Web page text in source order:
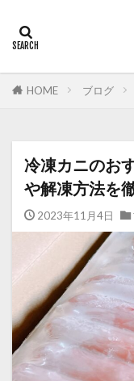
HOME ブログ
冷凍カニのお
や解凍方法を
2023年11月4日
カテゴリー
紅ズワイガニ
梨
鳥取
夏そよか